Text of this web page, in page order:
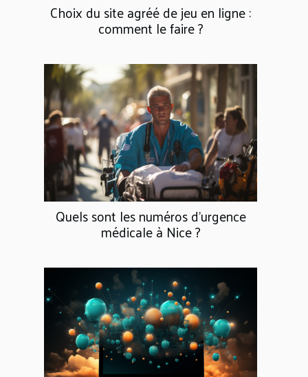
Choix du site agréé de jeu en ligne :
comment le faire ?
Quels sont les numéros d’urgence
médicale à Nice ?